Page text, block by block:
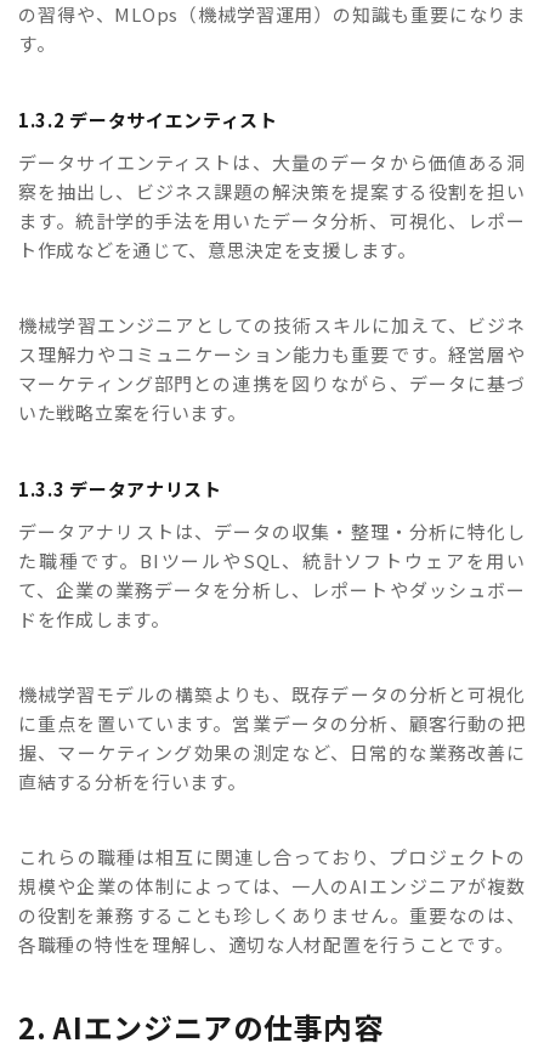
の習得や、MLOps（機械学習運用）の知識も重要になりま
す。
1.3.2 データサイエンティスト
データサイエンティストは、大量のデータから価値ある洞
察を抽出し、ビジネス課題の解決策を提案する役割を担い
ます。統計学的手法を用いたデータ分析、可視化、レポー
ト作成などを通じて、意思決定を支援します。
機械学習エンジニアとしての技術スキルに加えて、ビジネ
ス理解力やコミュニケーション能力も重要です。経営層や
マーケティング部門との連携を図りながら、データに基づ
いた戦略立案を行います。
1.3.3 データアナリスト
データアナリストは、データの収集・整理・分析に特化し
た職種です。BIツールやSQL、統計ソフトウェアを用い
て、企業の業務データを分析し、レポートやダッシュボー
ドを作成します。
機械学習モデルの構築よりも、既存データの分析と可視化
に重点を置いています。営業データの分析、顧客行動の把
握、マーケティング効果の測定など、日常的な業務改善に
直結する分析を行います。
これらの職種は相互に関連し合っており、プロジェクトの
規模や企業の体制によっては、一人のAIエンジニアが複数
の役割を兼務することも珍しくありません。重要なのは、
各職種の特性を理解し、適切な人材配置を行うことです。
2. AIエンジニアの仕事内容